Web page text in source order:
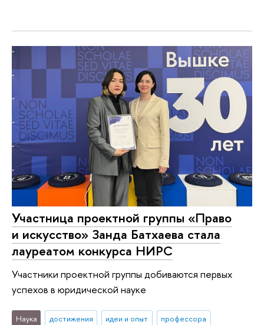
Участница проектной группы «Право
и искусство» Занда Батхаева стала
лауреатом конкурса НИРС
Участники проектной группы добиваются первых
успехов в юридической науке
Наука достижения идеи и опыт
профессора